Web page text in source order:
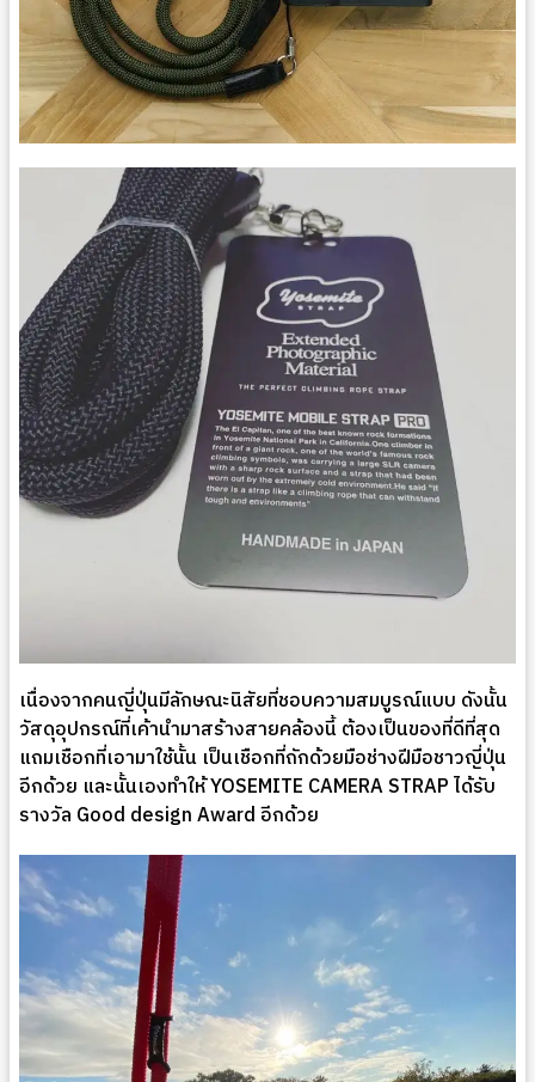
เนื่องจากคนญี่ปุ่นมีลักษณะนิสัยที่ชอบความสมบูรณ์แบบ ดังนั้น
วัสดุอุปกรณ์ที่เค้านำมาสร้างสายคล้องนี้ ต้องเป็นของที่ดีที่สุด
แถมเชือกที่เอามาใช้นั้น เป็นเชือกที่ถักด้วยมือช่างฝีมือชาวญี่ปุ่น
อีกด้วย และนั้นเองทำให้ YOSEMITE CAMERA STRAP ได้รับ
รางวัล Good design Award อีกด้วย